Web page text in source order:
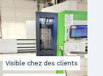
Visible chez des clients